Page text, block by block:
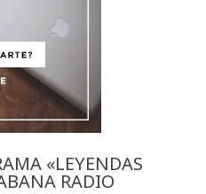
«LEYENDAS
RADIO